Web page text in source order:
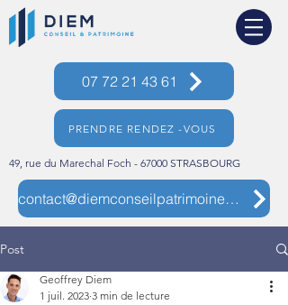
07 72 21 43 61
PRENDRE RENDEZ -VOUS
49, rue du Marechal Foch - 67000 STRASBOURG
contact@diemconseilpatrimoine.com
Post
Geoffrey Diem
1 juil. 2023 3 min de lecture